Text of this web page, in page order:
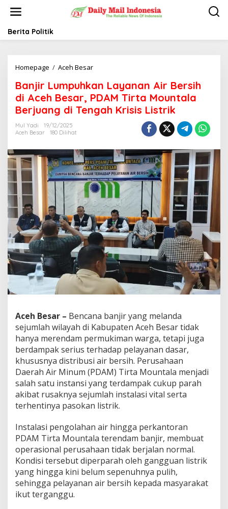
t
Berita Politik
Homepage / Aceh Besar
n
j
r
p
u
h
k
a
n
L
a
y
a
a
n
A
i
r
B
r
s
h
d
i
A
e
h
B
s
a
r
,
P
D
A
M
Banjir Lumpuhkan Layanan Air Bersih
di Aceh Besar, PDAM Tirta Mountala
Berjuang di Tengah Krisis Listrik
Mul Yadi
19/12/2025
Aceh Besar
180 Dilihat
Aceh Besar – Bencana banjir yang melanda
sejumlah wilayah di Kabupaten Aceh Besar tidak
hanya merendam permukiman warga, tetapi juga
berdampak serius terhadap pelayanan dasar,
khususnya distribusi air bersih. Perusahaan
Daerah Air Minum (PDAM) Tirta Mountala menjadi
salah satu instansi yang terdampak cukup parah
akibat rusaknya sejumlah instalasi vital serta
terhentinya pasokan listrik.
Instalasi pengolahan air hingga perkantoran
PDAM Tirta Mountala terendam banjir, membuat
operasional perusahaan tidak berjalan normal.
Kondisi tersebut diperparah oleh gangguan listrik
yang hingga kini belum sepenuhnya pulih,
sehingga pelayanan air bersih kepada masyarakat
ikut terganggu.